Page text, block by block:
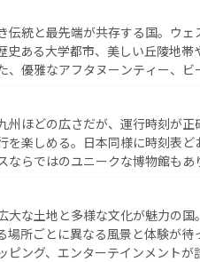
時間は、お酒好きな人にはぜひ体験して
一覧を参照してほしい。
伝統と最先端が共存する国。ウ
史ある大学都市、美しい丘陵地
、優雅なアフタヌーンティー、
は
州ほどの広さだが、運行時刻が
を楽しめる。日本同様に時刻表
ならではのユニークな博物館も
すれば市内交通費無料で観光を楽しむ
ンツ一覧を参照してほしい。
大な土地と多様な文化が魅力の
場所ごとに異なる風景と体験が
ピング、エンターテインメント